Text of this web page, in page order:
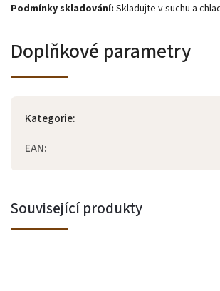
Podmínky skladování: Skladujte v suchu a
Doplňkové parametry
Kategorie:
EAN:
Související produkty